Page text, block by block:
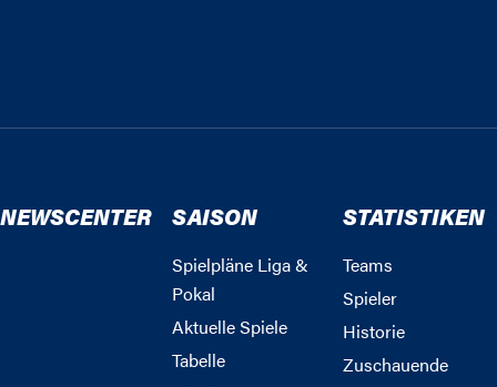
NEWSCENTER SAISON
Spielpläne Liga &
Pokal
Aktuelle Spiele
Tabelle
STATISTIKEN
Teams
Spieler
Historie
Zuschauende